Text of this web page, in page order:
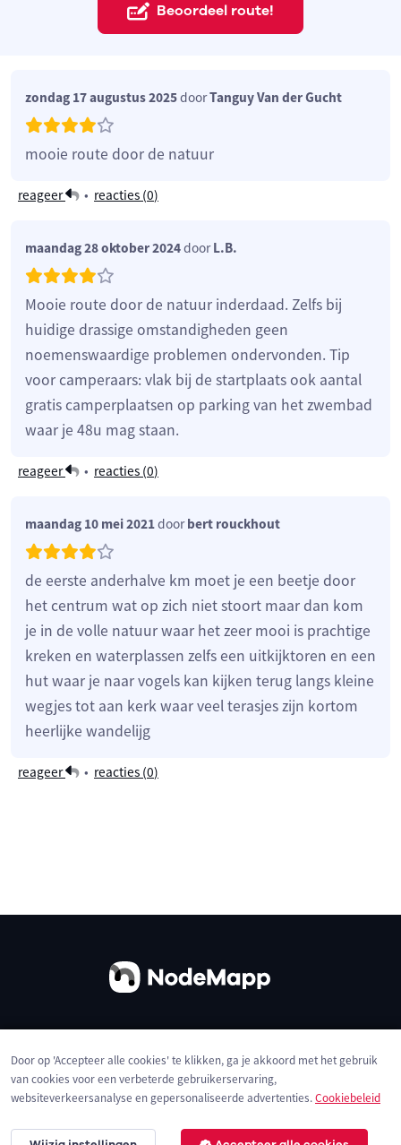
Beoordeel route!
zondag 17 augustus 2025doorTanguy Van der Gucht
mooie route door de natuur
reageer • reacties (0)
maandag 28 oktober 2024doorL.B.
Mooie route door de natuur inderdaad. Zelfs bij
huidige drassige omstandigheden geen
noemenswaardige problemen ondervonden. Tip
voor camperaars: vlak bij de startplaats ook aantal
gratis camperplaatsen op parking van het zwembad
waar je 48u mag staan.
reageer • reacties (0)
maandag 10 mei 2021doorbert rouckhout
de eerste anderhalve km moet je een beetje door
het centrum wat op zich niet stoort maar dan kom
je in de volle natuur waar het zeer mooi is prachtige
kreken en waterplassen zelfs een uitkijktoren en een
hut waar je naar vogels kan kijken terug langs kleine
wegjes tot aan kerk waar veel terasjes zijn kortom
heerlijke wandelijg
reageer • reacties (0)
Privacybeleid Cookies
Door op 'Accepteer alle cookies' te klikken, ga je akkoord met het gebruik
van cookies voor een verbeterde gebruikerservaring,
websiteverkeersanalyse en gepersonaliseerde advertenties.Cookiebeleid